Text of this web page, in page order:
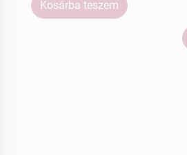
Kosárba teszem